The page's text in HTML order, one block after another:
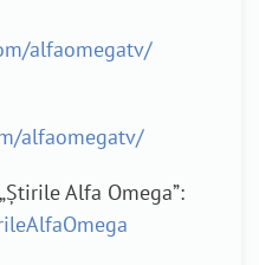
alfaomegatv/
alfaomegatv/
Alfa Omega”: